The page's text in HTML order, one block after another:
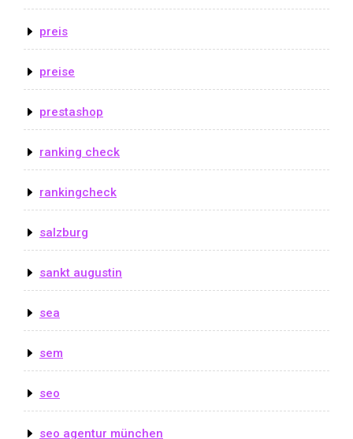
preis
preise
prestashop
ranking check
rankingcheck
salzburg
sankt augustin
sea
sem
seo
seo agentur münchen